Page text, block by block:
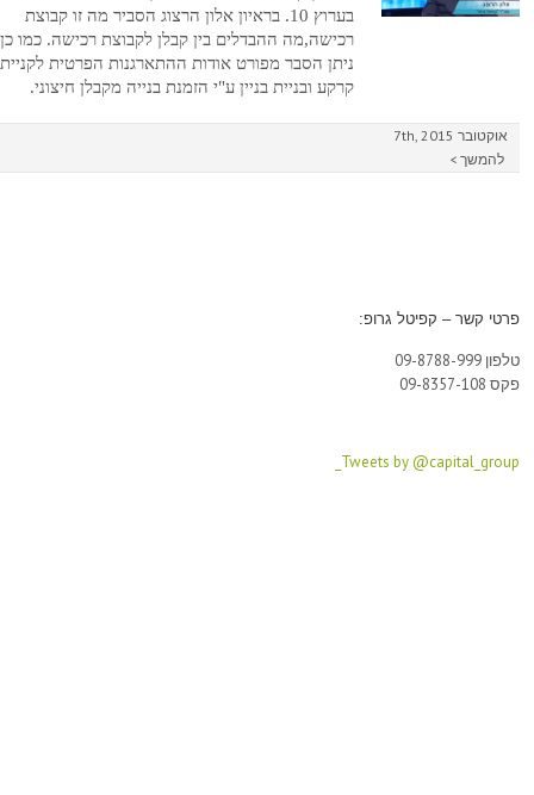
אלון הרצוג מנכ"ל
קפיטל גרופ,
בראיון ל"סודות
הנדל"ן"
בערוץ 10. בראיון אלון הרצוג הסביר מה זו קבוצת
רכישה,מה ההבדלים בין קבלן לקבוצת רכישה. כמו
ניתן הסבר מפורט אודות ההתארגנות הפרטית לקניית
קרקע ובניית בניין ע"י הזמנת בנייה מקבלן חיצוני.
אוקטובר 7th, 2015
להמשך >
פרטי קשר – קפיטל גרופ:
טלפון 09-8788-999
פקס 09-8357-108
Tweets by @capital_group_